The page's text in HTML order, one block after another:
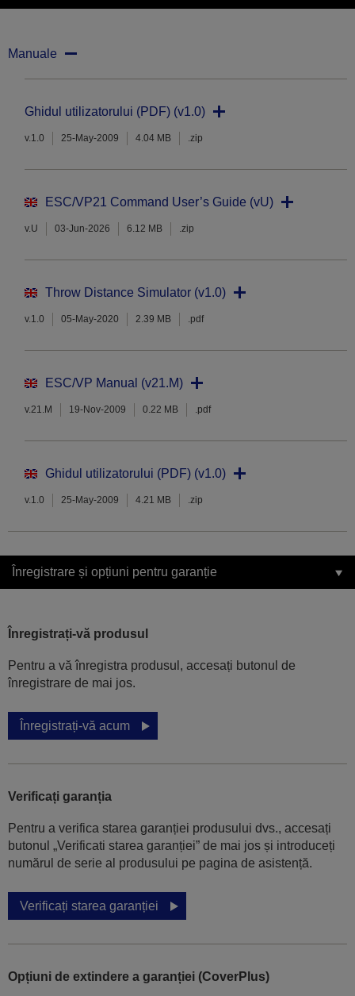
Manuale
Ghidul utilizatorului (PDF) (v1.0)
v.1.0 25-May-2009 4.04 MB .zip
ESC/VP21 Command User’s Guide (vU)
v.U 03-Jun-2026 6.12 MB .zip
Throw Distance Simulator (v1.0)
v.1.0 05-May-2020 2.39 MB .pdf
ESC/VP Manual (v21.M)
v.21.M 19-Nov-2009 0.22 MB .pdf
Ghidul utilizatorului (PDF) (v1.0)
v.1.0 25-May-2009 4.21 MB .zip
Înregistrare și opțiuni pentru garanție
Înregistrați-vă produsul
Pentru a vă înregistra produsul, accesați butonul de
înregistrare de mai jos.
Înregistrați-vă acum
Verificați garanția
Pentru a verifica starea garanției produsului dvs., accesați
butonul „Verificati starea garanției” de mai jos și introduceți
numărul de serie al produsului pe pagina de asistență.
Verificați starea garanției
Opțiuni de extindere a garanției (CoverPlus)